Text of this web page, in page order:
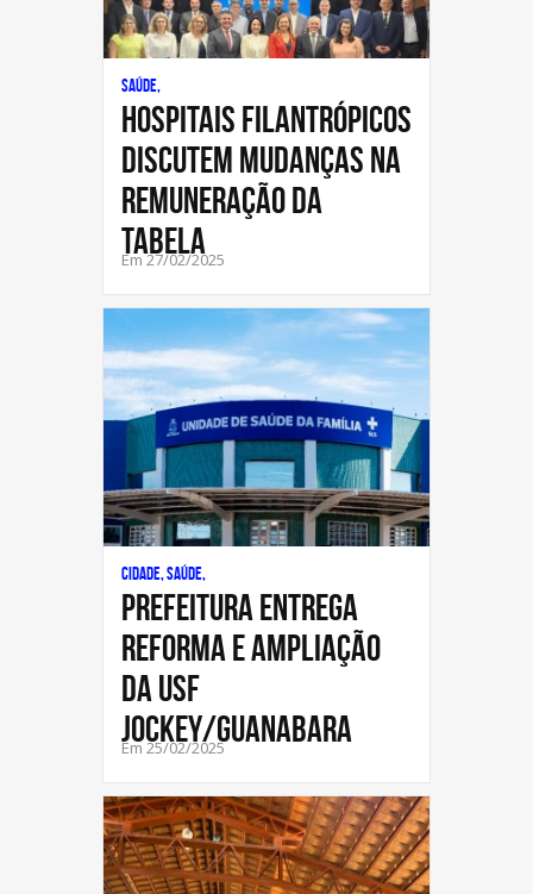
Saúde,
Hospitais filantrópicos
discutem mudanças na
remuneração da
tabela
Em 27/02/2025
Cidade, Saúde,
PREFEITURA ENTREGA
REFORMA E AMPLIAÇÃO
DA USF
JOCKEY/GUANABARA
Em 25/02/2025